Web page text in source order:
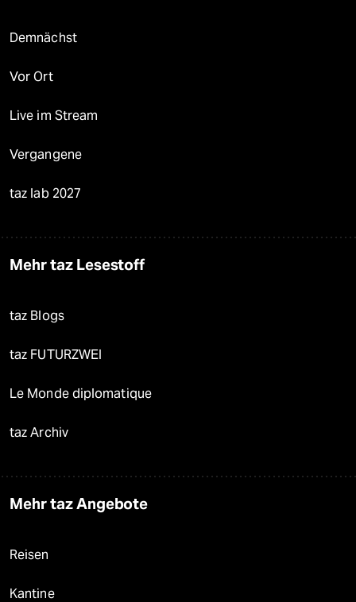
Demnächst
Vor Ort
Live im Stream
Vergangene
taz lab 2027
Mehr taz Lesestoff
taz Blogs
taz FUTURZWEI
Le Monde diplomatique
taz Archiv
Mehr taz Angebote
Reisen
Kantine